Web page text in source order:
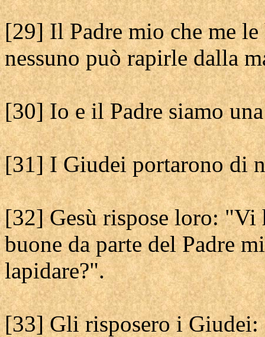
[29] Il Padre mio che me
nessuno può rapirle dalla
[30] Io e il Padre siamo
[31] I Giudei portarono di
[32] Gesù rispose loro: "Vi
buone da parte del Padre
lapidare?".
[33] Gli risposero i